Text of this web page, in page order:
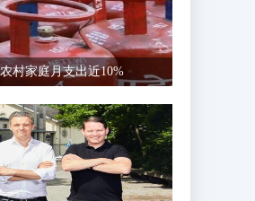
村家庭月支出近10%